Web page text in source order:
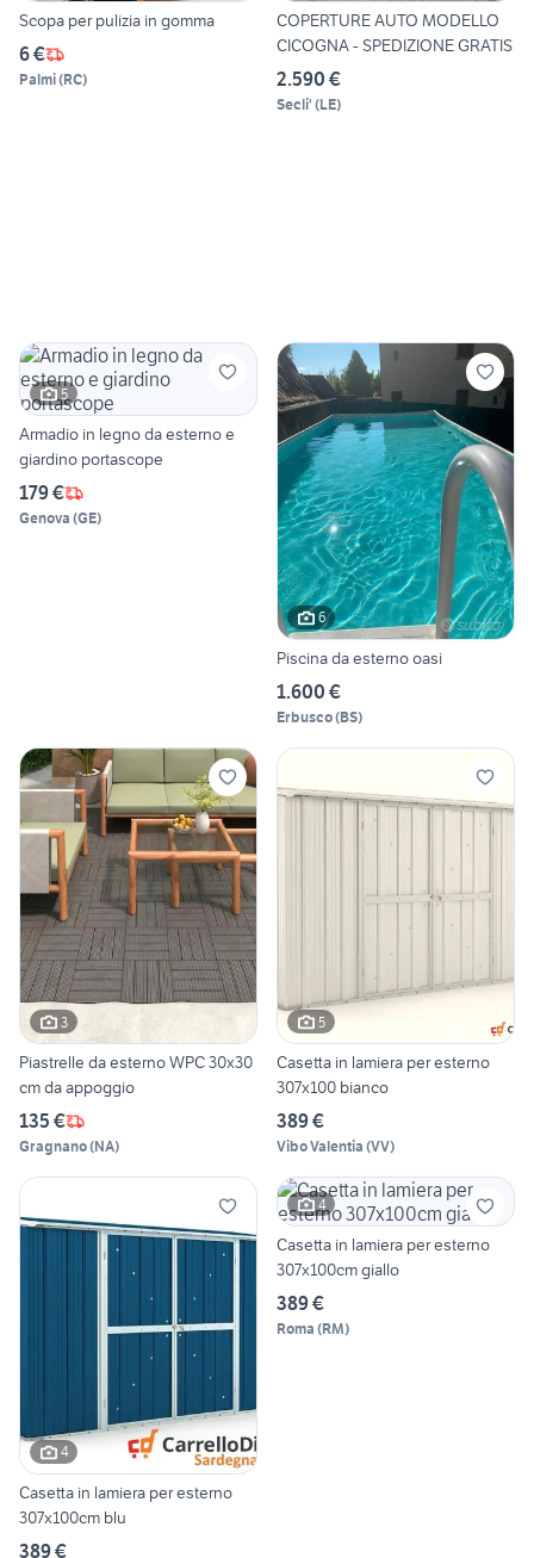
Scopa per pulizia in gomma
6 €
Palmi(RC)
COPERTURE AUTO MODELLO
CICOGNA - SPEDIZIONE GRATIS
2.590 €
Secli' (LE)
5
Armadio in legno da esterno e
giardino portascope
179 €
Genova (GE)
6
Piscina da esterno oasi
1.600 €
Erbusco(BS)
3
Piastrelle da esterno WPC 30x30
cm da appoggio
135 €
Gragnano(NA)
5
Casetta in lamiera per esterno
307x100 bianco
389 €
Vibo Valentia (VV)
4
Casetta in lamiera per esterno
307x100cm blu
389 €
4
Casetta in lamiera per esterno
307x100cm giallo
389 €
Roma (RM)